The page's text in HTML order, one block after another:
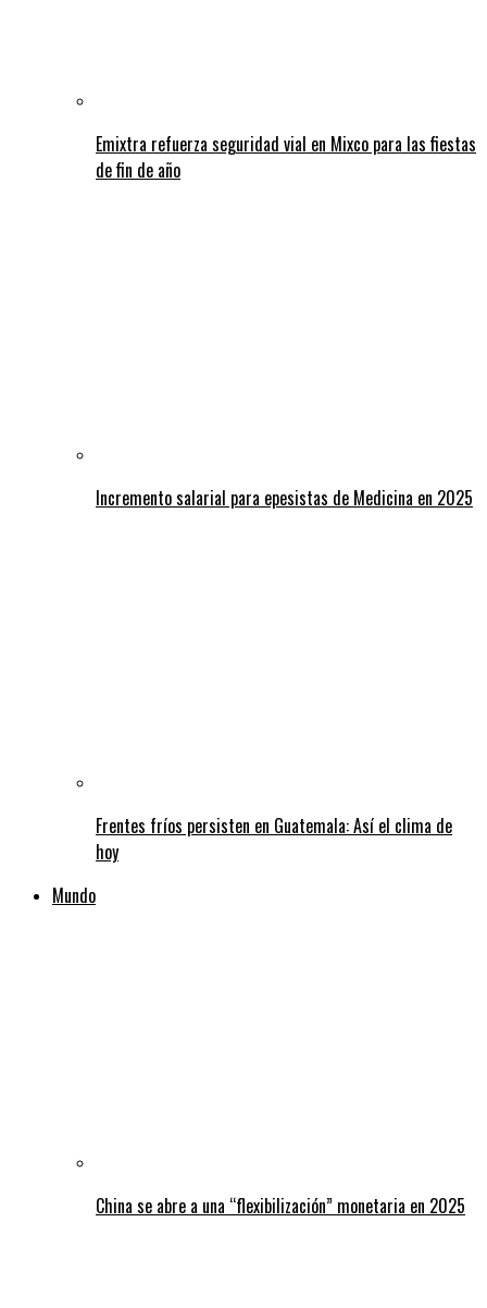
Emixtra refuerza seguridad vial en Mixco para las fiestas
de fin de año
Incremento salarial para epesistas de Medicina en 2025
Frentes fríos persisten en Guatemala: Así el clima de
hoy
Mundo
China se abre a una “flexibilización” monetaria en 2025